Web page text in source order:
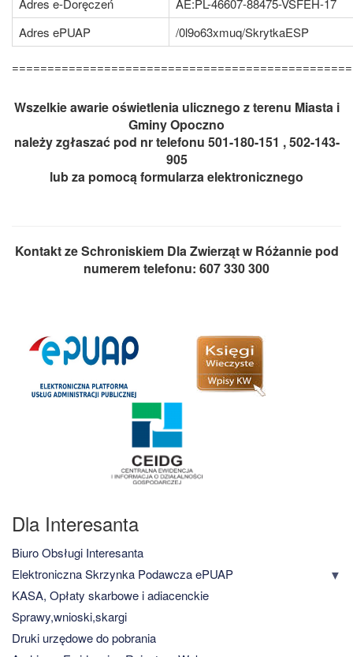
Adres ePUAP
/0l9o63xmuq/SkrytkaESP
Wszelkie awarie oświetlenia ulicznego z terenu Miasta i
Gminy Opoczno
należy zgłaszać pod nr telefonu 501-180-151 , 502-143-
905
lub za pomocą formularza elektronicznego
Kontakt ze Schroniskiem Dla Zwierząt w Różannie pod
numerem telefonu: 607 330 300
Dla Interesanta
Biuro Obsługi Interesanta
Elektroniczna Skrzynka Podawcza ePUAP
KASA, Opłaty skarbowe i adiacenckie
Sprawy,wnioski,skargi
Druki urzędowe do pobrania